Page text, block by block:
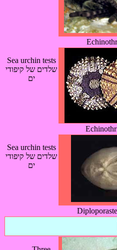
Sea urchin tests
שלדים של קיפודי
ים
Sea urchin tests
שלדים של קיפודי
ים